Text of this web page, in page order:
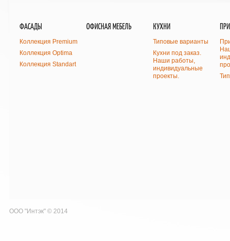
ФАСАДЫ
Коллекция Premium
Коллекция Optima
Коллекция Standart
ОФИСНАЯ МЕБЕЛЬ КУХНИ
Типовые варианты
Кухни под заказ.
Наши работы,
индивидуальные
проекты.
ООО "Интэк" © 2014